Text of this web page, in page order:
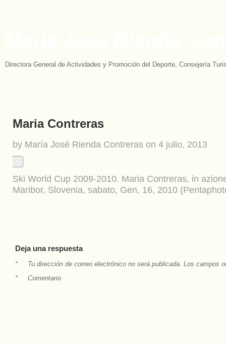
Directora General de Actividades y Promoción del Deporte, Consejería
Maria Contreras
by María José Rienda Contreras on 4 julio, 2013
Ski World Cup 2009-2010. Maria Contreras, in
Maribor, Slovenia, sabato, Gen. 16, 2010
Deja una respuesta
Tu dirección de correo electrónico no será publicada. Los campos
*
Comentario
*